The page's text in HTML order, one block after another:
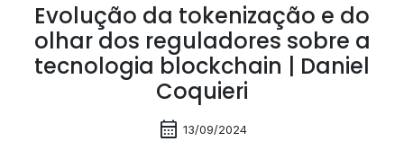
Evolução da tokenização e do
olhar dos reguladores sobre a
tecnologia blockchain | Daniel
Coquieri
calendar_month 13/09/2024